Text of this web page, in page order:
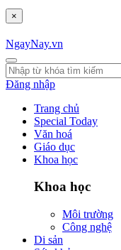
×
NgayNay.vn
Đăng nhập
Trang chủ
Special Today
Văn hoá
Giáo dục
Khoa học
Khoa học
Môi trường
Công nghệ
Di sản